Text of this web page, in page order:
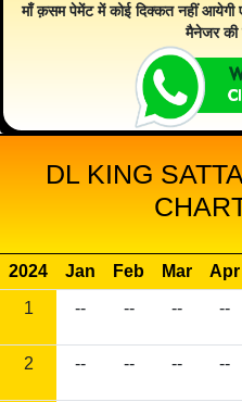
माँ क़सम पेमेंट में कोई दिक्कत नहीं आयेगी
मैनेजर की
DL KING
2024 Jan Feb Mar Apr
1
-- -- -- --
2 -- -- -- --